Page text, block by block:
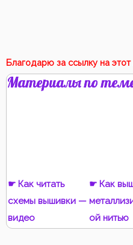
Благодарю за ссылку на этот
Материалы по
☛ Как читать
схемы вышивки —
видео
☛ Как
ой нитью